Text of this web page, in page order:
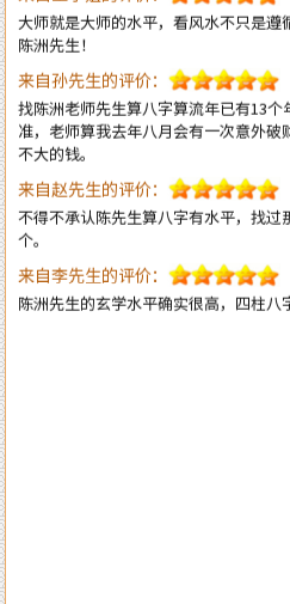
来自孙先生的评价：
找陈洲老师先生算八字算流年已有13个
准，老师算我去年八月会有一次意外破
不大的钱。
来自赵先生的评价：
不得不承认陈先生算八字有水平，找过
个。
来自李先生的评价：
陈洲先生的玄学水平确实很高，四柱八